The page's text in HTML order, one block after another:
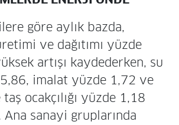
göre aylık bazda,
ve dağıtımı yüzde
artışı kaydederken, su
imalat yüzde 1,72 ve
ocakçılığı yüzde 1,18
Ana sanayi gruplarında